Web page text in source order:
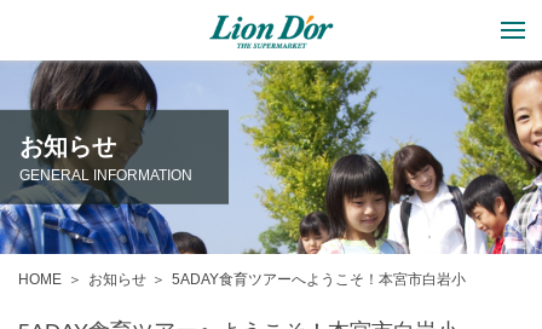
お知らせ
GENERAL INFORMATION
HOME お知らせ 5ADAY食育ツアーへようこそ！本宮市白岩小